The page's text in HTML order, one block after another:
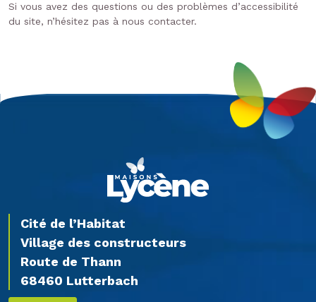
Si vous avez des questions ou des problèmes d’accessibilité
du site, n’hésitez pas à nous contacter.
Cité de l’Habitat
Village des constructeurs
Route de Thann
68460 Lutterbach